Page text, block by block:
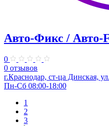
Авто-Фикс / Авто-
0
0 отзывов
г.Краснодар, ст-ца Динская,
Пн-Сб 08:00-18:00
1
2
3